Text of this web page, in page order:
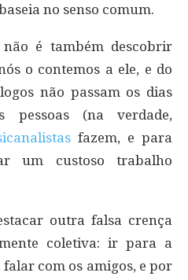
no senso comum.
é também descobrir
o contemos a ele, e do
não passam os dias
pessoas (na verdade,
fazem, e para
um custoso trabalho
outra falsa crença
coletiva: ir para a
com os amigos, e por